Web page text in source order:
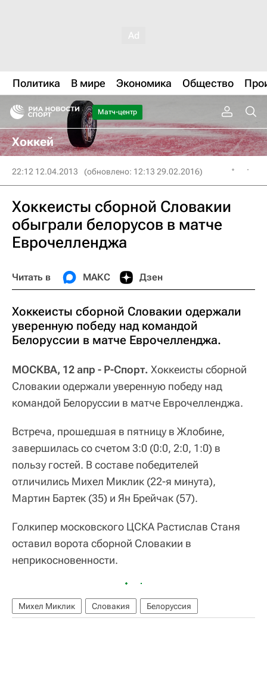
Политика В мире Экономика Общество
Матч-центр
Хоккей
22:12 12.04.2013 (обновлено: 12:13 29.02.2016)
Хоккеисты сборной Словакии
обыграли белорусов в матче
Еврочелленджа
Читать в МАКС Дзен
Хоккеисты сборной Словакии одержали
уверенную победу над командой
Белоруссии в матче Еврочелленджа.
МОСКВА, 12 апр - Р-Спорт. Хоккеисты сборной
Словакии одержали уверенную победу над
командой Белоруссии в матче Еврочелленджа.
Встреча, прошедшая в пятницу в Жлобине,
завершилась со счетом 3:0 (0:0, 2:0, 1:0) в
пользу гостей. В составе победителей
отличились Михел Миклик (22-я минута),
Мартин Бартек (35) и Ян Брейчак (57).
Голкипер московского ЦСКА Растислав Станя
оставил ворота сборной Словакии в
неприкосновенности.
Михел Миклик Словакия Белоруссия